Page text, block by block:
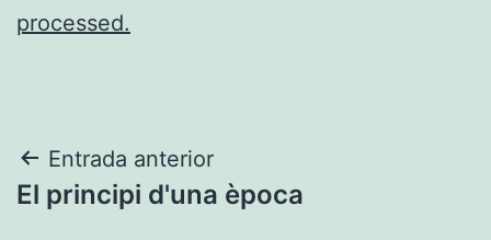
processed.
Navegació
d'entrades
Entrada anterior
El principi d'una època